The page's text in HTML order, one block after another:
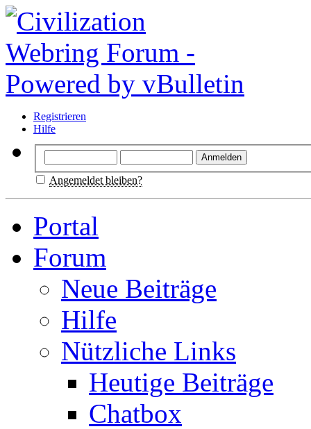
Registrieren
Hilfe
Angemeldet bleiben?
Portal
Forum
Neue Beiträge
Hilfe
Nützliche Links
Heutige Beiträge
Chatbox